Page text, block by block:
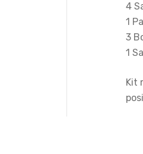
4
1
3
1
Kit